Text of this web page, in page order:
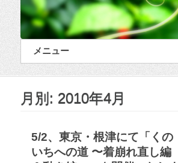
メニュー
月別: 2010年4月
5/2、東京・根津にて「くの
いちへの道 〜着崩れ直し編